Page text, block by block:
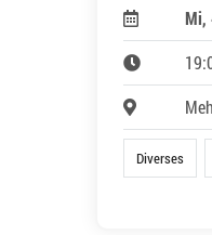
Mi,
Diverses